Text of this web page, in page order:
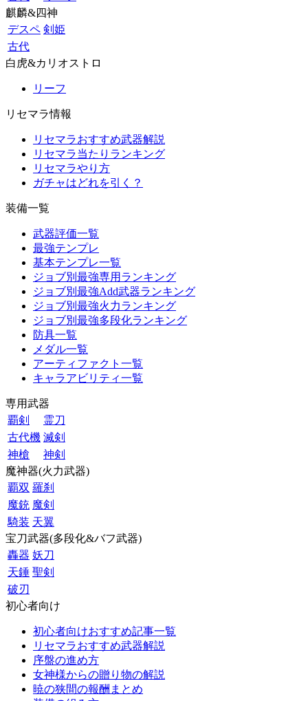
麒麟&四神
デスペ 剣姫
古代
白虎&カリオストロ
リーフ
リセマラ情報
リセマラおすすめ武器解説
リセマラ当たりランキング
リセマラやり方
ガチャはどれを引く？
装備一覧
武器評価一覧
最強テンプレ
基本テンプレ一覧
ジョブ別最強専用ランキング
ジョブ別最強Add武器ランキング
ジョブ別最強火力ランキング
ジョブ別最強多段化ランキング
防具一覧
メダル一覧
アーティファクト一覧
キャラアビリティ一覧
専用武器
覇剣
霊刀
古代機 滅剣
神槍
神剣
魔神器(火力武器)
覇双 羅刹
魔銃 魔剣
騎装 天翼
宝刀武器(多段化&バフ武器)
轟器 妖刀
天錘 聖剣
破刃
初心者向け
初心者向けおすすめ記事一覧
リセマラおすすめ武器解説
序盤の進め方
女神様からの贈り物の解説
暁の狭間の報酬まとめ